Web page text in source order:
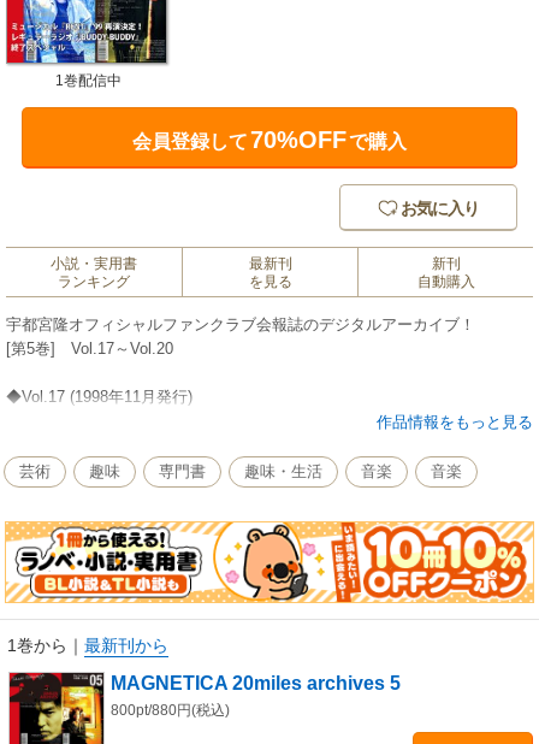
1巻配信中
会員登録して70%OFFで購入
お気に入り
小説・実用書
ランキング
最新刊
を見る
新刊
自動購入
宇都宮隆オフィシャルファンクラブ会報誌のデジタルアーカイブ！
[第5巻] Vol.17～Vol.20
◆Vol.17 (1998年11月発行)
ミュージカル『RENT』が1998年9月よりついに開幕。東京公演をひとまず
めての舞台を経験できたことは、すごくプラスになったかもしれないね」
と語ったインタビュー、東京でのミュージカルレポートは読み応えがあり
考えていること」のインタビューも掲載。
◆Vol.18 (1999年2月発行)
語ったUTSUのインタビュー、ファンクラブイベントのレポートを掲
載。“うつねこ3匹の写真集ができました”の告知ページでは貴重なUTSUと
愛猫の2ショットも見られます。スポウツ新聞では、1999年9月から再演が
決まったミュージカル『RENT』の決定報告、UTSUのなんでもBEST3など
バラエティにとんだ内容になっています。
作品情報をもっと見る
芸術 趣味 専門書 趣味・生活 音楽 音楽
1巻から ｜ 最新刊から
MAGNETICA 20miles archives 5
800pt/880円(税込)